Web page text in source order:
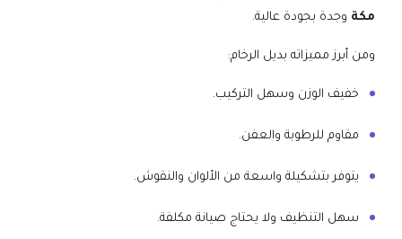
مكة وجدة بجودة عالية.
ومن أبرز مميزاته بديل الرخام:
خفيف الوزن وسهل التركيب.
مقاوم للرطوبة والعفن.
يتوفر بتشكيلة واسعة من الألوان والنقوش.
سهل التنظيف ولا يحتاج صيانة مكلفة.